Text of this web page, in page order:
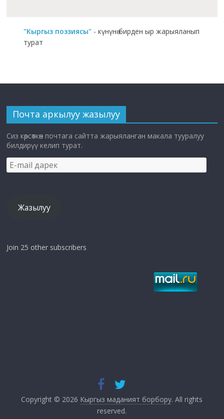
"Кыргыз поэзиясы" - күнүнө бирден ыр жарыяланып
турат
Почта аркылуу жазылуу
Сиз көрсөткөн почтага сайтта жарыяланган макала тууралуу
билдирүү келип турат.
E-
mail
Жазылуу
Join 25 other subscribers
Copyright © 2026 Кыргыз маданият борбору. All rights
reserved.